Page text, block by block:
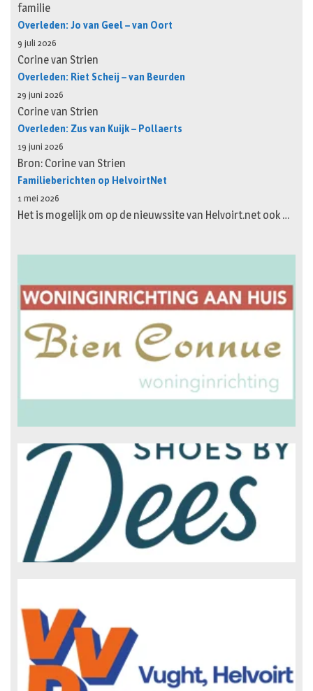
familie
Overleden: Jo van Geel – van Oort
9 juli 2026
Corine van Strien
Overleden: Riet Scheij – van Beurden
29 juni 2026
Corine van Strien
Overleden: Zus van Kuijk – Pollaerts
19 juni 2026
Bron: Corine van Strien
Familieberichten op HelvoirtNet
1 mei 2026
Het is mogelijk om op de nieuwssite van Helvoirt.net ook …